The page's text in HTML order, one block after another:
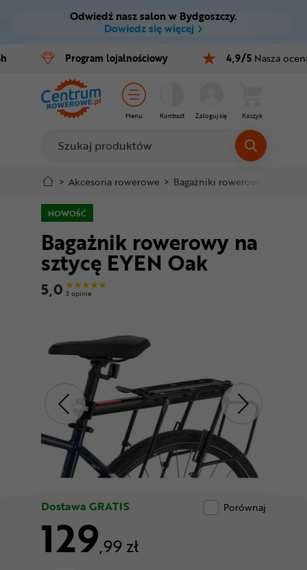
Ctrl M
Menu główne
Informacje o produkcie
Do koszyka
Szczegółowe informacje
Mapa strony
Odwiedź nasz salon w Bydgoszczy.
Dowiedz się więcej
Program lojalnościowy 4,9/5 Nasza
Menu Kontrast Zaloguj się Koszyk
Rowery
E-bike
Części
Akcesoria
Odzież
Kaski
Buty
Warsztat
Nowości
Superoferta
> Akcesoria rowerowe > Bagażniki rowerowe
NOWOŚĆ
Bagażnik rowerowy na
sztycę EYEN Oak
5,0 3 opinie
Dostawa GRATIS Porównaj
129,99 zł